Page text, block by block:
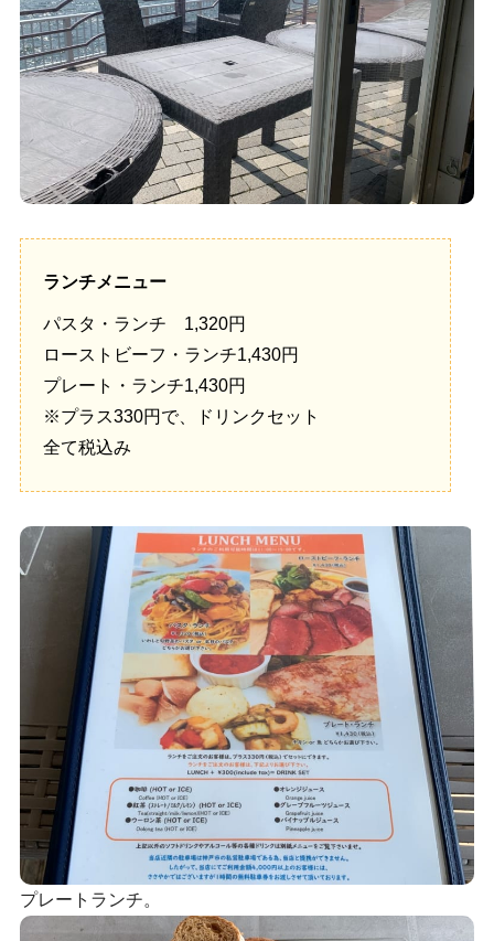
ランチメニュー
パスタ・ランチ 1,320円
ローストビーフ・ランチ1,430円
プレート・ランチ1,430円
※プラス330円で、ドリンクセット
全て税込み
プレートランチ。